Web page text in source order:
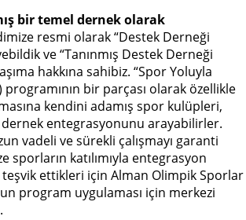
bir temel dernek olarak
resmi olarak “Destek Derneği
ve “Tanınmış Destek Derneği
hakkına sahibiz. “Spor Yoluyla
programının bir parçası olarak özellikle
kendini adamış spor kulüpleri,
entegrasyonunu arayabilirler.
vadeli ve sürekli çalışmayı garanti
sporların katılımıyla entegrasyon
teşvik ettikleri için Alman Olimpik Sporlar
program uygulaması için merkezi